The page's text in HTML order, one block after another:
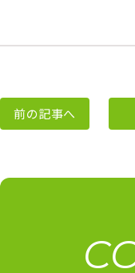
前の記事へ